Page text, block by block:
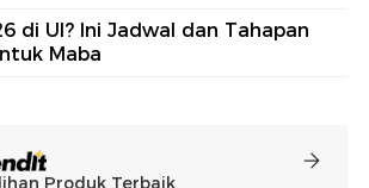
di UI? Ini Jadwal dan Tahapan
Maba